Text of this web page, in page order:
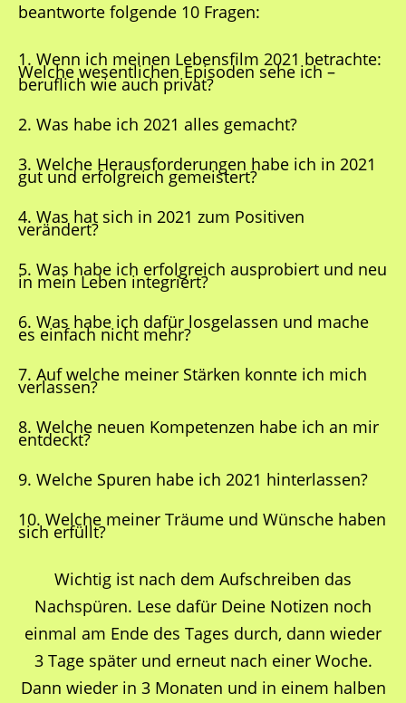
beantworte folgende 10 Fragen:
1. Wenn ich meinen Lebensfilm 2021 betrachte:
Welche wesentlichen Episoden sehe ich –
beruflich wie auch privat?
2. Was habe ich 2021 alles gemacht?
3. Welche Herausforderungen habe ich in 2021
gut und erfolgreich gemeistert?
4. Was hat sich in 2021 zum Positiven
verändert?
5. Was habe ich erfolgreich ausprobiert und neu
in mein Leben integriert?
6. Was habe ich dafür losgelassen und mache
es einfach nicht mehr?
7. Auf welche meiner Stärken konnte ich mich
verlassen?
8. Welche neuen Kompetenzen habe ich an mir
entdeckt?
9. Welche Spuren habe ich 2021 hinterlassen?
10. Welche meiner Träume und Wünsche haben
sich erfüllt?
Wichtig ist nach dem Aufschreiben das
Nachspüren. Lese dafür Deine Notizen noch
einmal am Ende des Tages durch, dann wieder
3 Tage später und erneut nach einer Woche.
Dann wieder in 3 Monaten und in einem halben